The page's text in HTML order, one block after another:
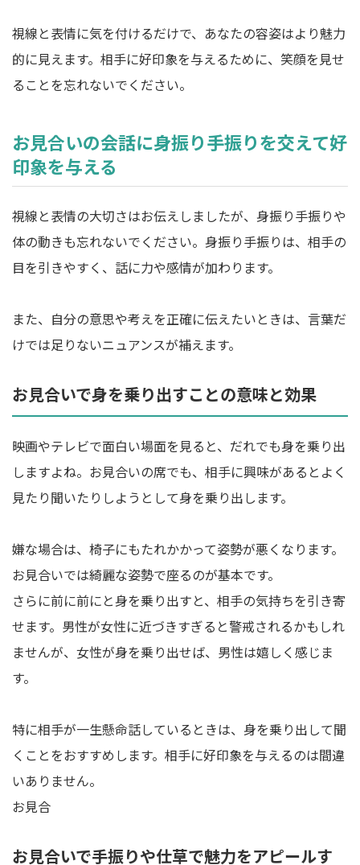
視線と表情に気を付けるだけで、あなたの容姿はより魅力
的に見えます。相手に好印象を与えるために、笑顔を見せ
ることを忘れないでください。
お見合いの会話に身振り手振りを交えて好
印象を与える
視線と表情の大切さはお伝えしましたが、身振り手振りや
体の動きも忘れないでください。身振り手振りは、相手の
目を引きやすく、話に力や感情が加わります。
また、自分の意思や考えを正確に伝えたいときは、言葉だ
けでは足りないニュアンスが補えます。
お見合いで身を乗り出すことの意味と効果
映画やテレビで面白い場面を見ると、だれでも身を乗り出
しますよね。お見合いの席でも、相手に興味があるとよく
見たり聞いたりしようとして身を乗り出します。
嫌な場合は、椅子にもたれかかって姿勢が悪くなります。
お見合いでは綺麗な姿勢で座るのが基本です。
さらに前に前にと身を乗り出すと、相手の気持ちを引き寄
せます。男性が女性に近づきすぎると警戒されるかもしれ
ませんが、女性が身を乗り出せば、男性は嬉しく感じま
す。
特に相手が一生懸命話しているときは、身を乗り出して聞
くことをおすすめします。相手に好印象を与えるのは間違
いありません。
お見合
お見合いで手振りや仕草で魅力をアピールす